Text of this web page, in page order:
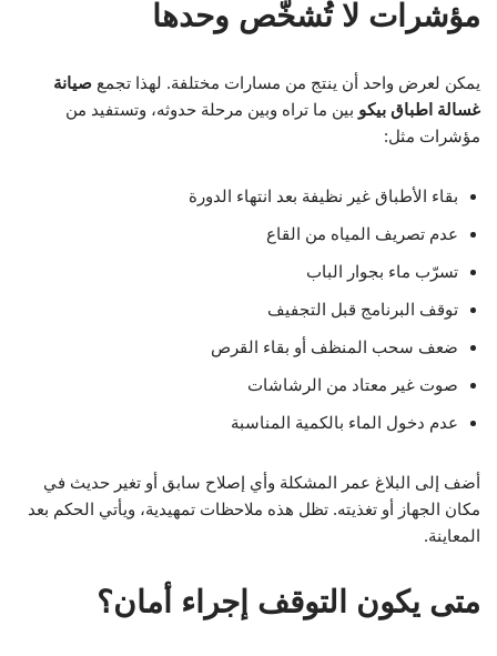
مؤشرات لا تُشخّص وحدها
يمكن لعرض واحد أن ينتج من مسارات مختلفة. لهذا تجمع صيانة
غسالة اطباق بيكو بين ما تراه وبين مرحلة حدوثه، وتستفيد من
مؤشرات مثل:
بقاء الأطباق غير نظيفة بعد انتهاء الدورة
عدم تصريف المياه من القاع
تسرّب ماء بجوار الباب
توقف البرنامج قبل التجفيف
ضعف سحب المنظف أو بقاء القرص
صوت غير معتاد من الرشاشات
عدم دخول الماء بالكمية المناسبة
أضف إلى البلاغ عمر المشكلة وأي إصلاح سابق أو تغير حديث في
مكان الجهاز أو تغذيته. تظل هذه ملاحظات تمهيدية، ويأتي الحكم بعد
المعاينة.
متى يكون التوقف إجراء أمان؟